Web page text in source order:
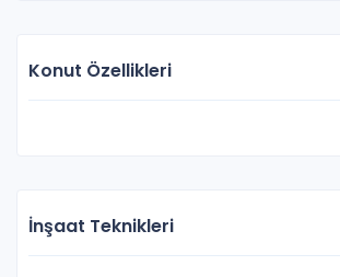
Konut Özellikleri
İnşaat Teknikleri